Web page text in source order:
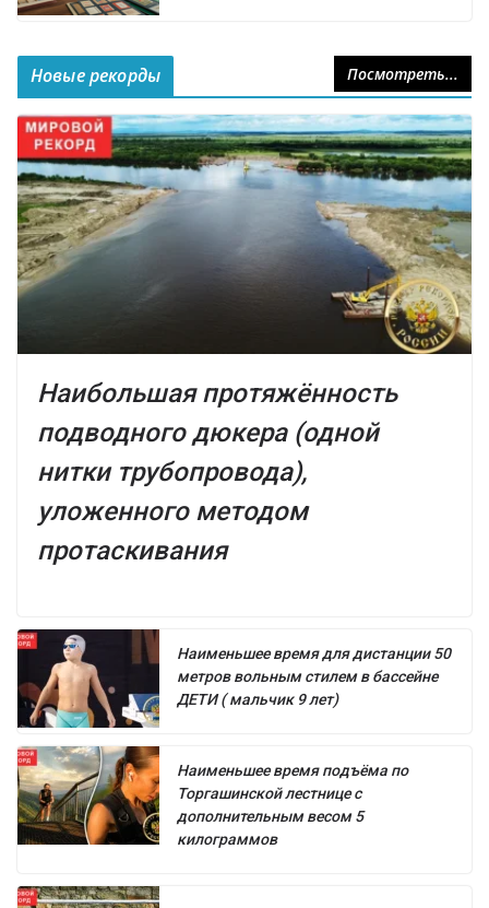
Новые рекорды Посмотреть...
Наибольшая протяжённость
подводного дюкера (одной
нитки трубопровода),
уложенного методом
протаскивания
Наименьшее время для дистанции 50
метров вольным стилем в бассейне
ДЕТИ ( мальчик 9 лет)
Наименьшее время подъёма по
Торгашинской лестнице с
дополнительным весом 5
килограммов